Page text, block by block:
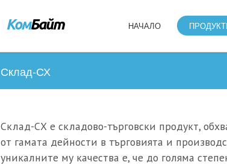
НАЧАЛО
Склад-СХ
Склад-СХ е складово-търговски продукт,
от гамата дейности в търговията и
уникалните му качества е, че до голяма